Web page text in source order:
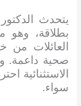
يتحدث الدكتور
بطلاقة، وهو
العائلات من
صحية داعمة.
الاستثنائية
سواء.